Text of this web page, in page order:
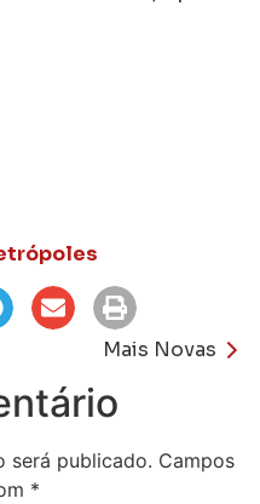
Mais Novas
será publicado. Campos
*